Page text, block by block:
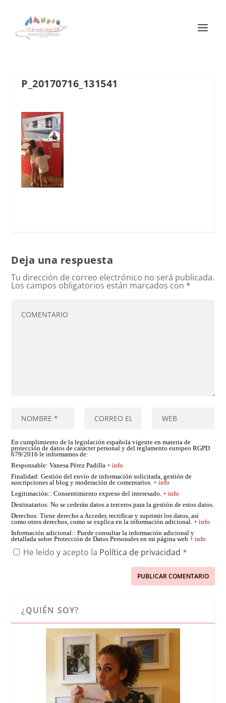
P_20170716_131541
Deja una respuesta
Tu dirección de correo electrónico no será publicada.
Los campos obligatorios están marcados con *
En cumplimiento de la legislación española vigente en materia de
protección de datos de carácter personal y del reglamento europeo RGPD
679/2016 le informamos de:
Responsable: Vanesa Pérez Padilla+ info
Finalidad: Gestión del envío de información solicitada, gestión de
suscripciones al blog y moderación de comentarios.+ info
Legitimación:: Consentimiento expreso del interesado.+ info
Destinatarios: No se cederán datos a terceros para la gestión de estos datos.
Derechos: Tiene derecho a Acceder, rectificar y suprimir los datos, así
como otros derechos, como se explica en la información adicional.+ info
Información adicional:: Puede consultar la información adicional y
detallada sobre Protección de Datos Personales en mi página web+ info
He leído y acepto la Política de privacidad *
¿QUIÉN SOY?